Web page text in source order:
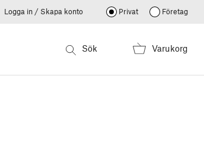
Logga in / Skapa konto Privat Företag
Sök Varukorg